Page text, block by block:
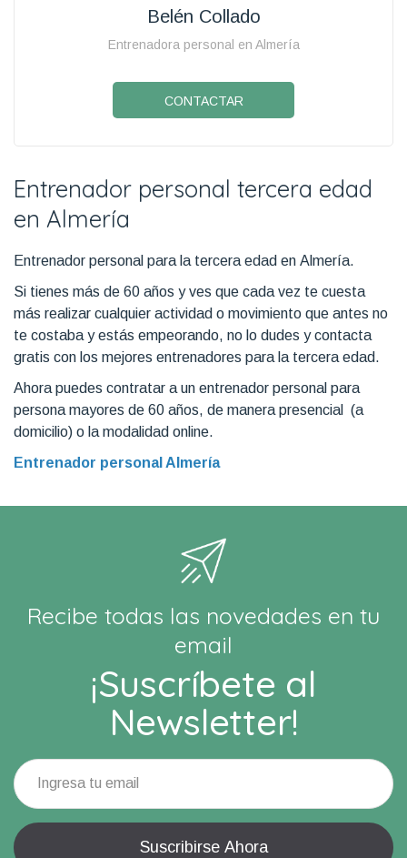
Belén Collado
Entrenadora personal en Almería
CONTACTAR
Entrenador personal tercera edad
en Almería
Entrenador personal para la tercera edad en Almería.
Si tienes más de 60 años y ves que cada vez te cuesta
más realizar cualquier actividad o movimiento que antes no
te costaba y estás empeorando, no lo dudes y contacta
gratis con los mejores entrenadores para la tercera edad.
Ahora puedes contratar a un entrenador personal para
persona mayores de 60 años, de manera presencial (a
domicilio) o la modalidad online.
Entrenador personal Almería
Recibe todas las novedades en tu
email
¡Suscríbete al
Newsletter!